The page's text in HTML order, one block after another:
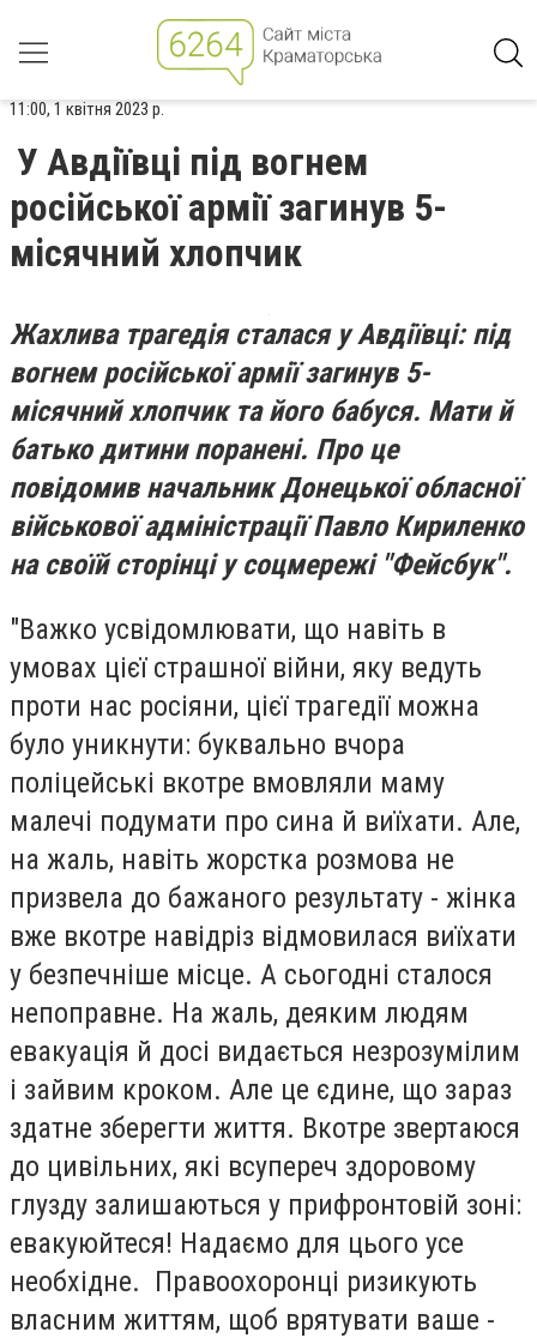
11:00, 1 квітня 2023 р.
У Авдіївці під вогнем
російської армії загинув 5-
місячний хлопчик
Жахлива трагедія сталася у Авдіївці: під
вогнем російської армії загинув 5-
місячний хлопчик та його бабуся. Мати й
батько дитини поранені. Про це
повідомив начальник Донецької обласної
військової адміністрації Павло Кириленко
на своїй сторінці у соцмережі "Фейсбук".
"Важко усвідомлювати, що навіть в
умовах цієї страшної війни, яку ведуть
проти нас росіяни, цієї трагедії можна
було уникнути: буквально вчора
поліцейські вкотре вмовляли маму
малечі подумати про сина й виїхати. Але,
на жаль, навіть жорстка розмова не
призвела до бажаного результату - жінка
вже вкотре навідріз відмовилася виїхати
у безпечніше місце. А сьогодні сталося
непоправне. На жаль, деяким людям
евакуація й досі видається незрозумілим
і зайвим кроком. Але це єдине, що зараз
здатне зберегти життя. Вкотре звертаюся
до цивільних, які всупереч здоровому
глузду залишаються у прифронтовій зоні:
евакуюйтеся! Надаємо для цього усе
необхідне. Правоохоронці ризикують
власним життям, щоб врятувати ваше -